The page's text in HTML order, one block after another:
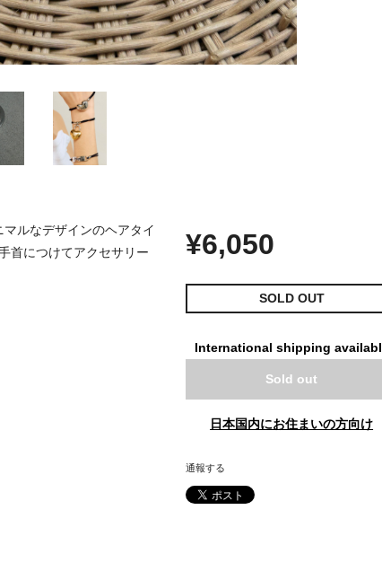
ルなデザインのヘアタイ
首につけてアクセサリー
¥6,050
SOLD OUT
International shipping
Sold out
日本国内にお住まいの方向け
通報する